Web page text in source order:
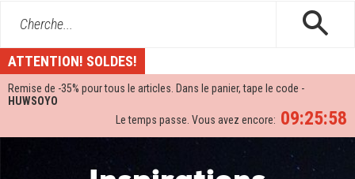
Cherche...
ATTENTION! SOLDES!
Remise de -35% pour tous le articles. Dans le panier, tape le code -
HUWSOYO
09:25:58
Le temps passe. Vous avez encore: